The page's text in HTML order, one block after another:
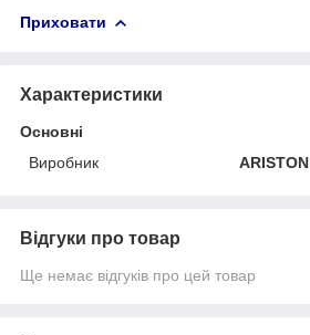
Приховати
Характеристики
Основні
Виробник
ARISTON
Відгуки про товар
Ще немає відгуків про цей товар